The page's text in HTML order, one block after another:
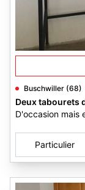
Buschwiller (68)
Deux tabourets
D'occasion mais
Particulier